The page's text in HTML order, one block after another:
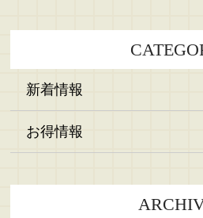
不動産お役
代表挨拶
お問い合わせ
サイトマップ
新着情報
お得情報